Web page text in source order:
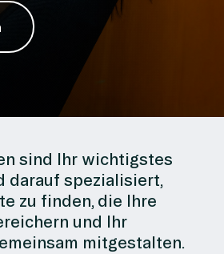
sind Ihr wichtigstes
darauf spezialisiert,
zu finden, die Ihre
und Ihr
mitgestalten.